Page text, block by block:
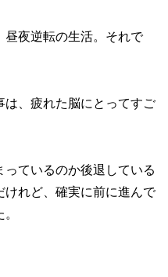
昼夜逆転の生活。それで
、疲れた脳にとってすご
ているのか後退している
れど、確実に前に進んで